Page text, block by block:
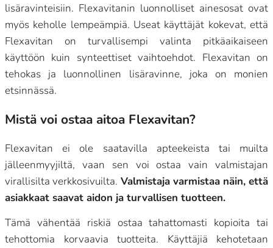
lisäravinteisiin. Flexavitanin luonnolliset ainesosat ovat
myös keholle lempeämpiä. Useat käyttäjät kokevat, että
Flexavitan on turvallisempi valinta pitkäaikaiseen
käyttöön kuin synteettiset vaihtoehdot. Flexavitan on
tehokas ja luonnollinen lisäravinne, joka on monien
etsinnässä.
Mistä voi ostaa aitoa Flexavitan?
Flexavitan ei ole saatavilla apteekeista tai muilta
jälleenmyyjiltä, vaan sen voi ostaa vain valmistajan
virallisilta verkkosivuilta. Valmistaja varmistaa näin, että
asiakkaat saavat aidon ja turvallisen tuotteen.
Tämä vähentää riskiä ostaa tahattomasti kopioita tai
tehottomia korvaavia tuotteita. Käyttäjiä kehotetaan